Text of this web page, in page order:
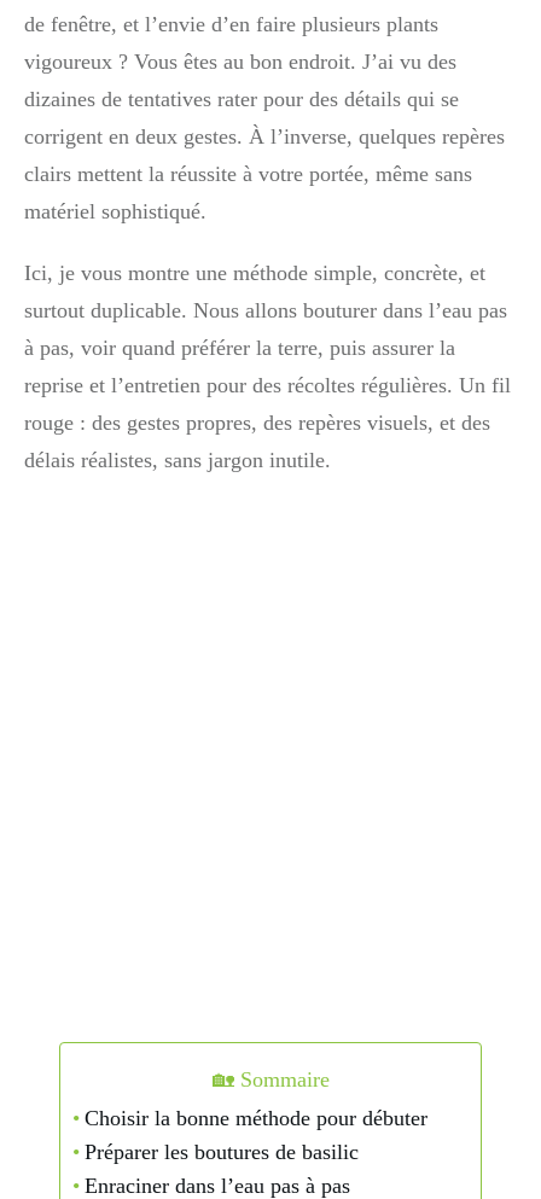
de fenêtre, et l’envie d’en faire plusieurs plants
vigoureux ? Vous êtes au bon endroit. J’ai vu des
dizaines de tentatives rater pour des détails qui se
corrigent en deux gestes. À l’inverse, quelques repères
clairs mettent la réussite à votre portée, même sans
matériel sophistiqué.
Ici, je vous montre une méthode simple, concrète, et
surtout duplicable. Nous allons bouturer dans l’eau pas
à pas, voir quand préférer la terre, puis assurer la
reprise et l’entretien pour des récoltes régulières. Un fil
rouge : des gestes propres, des repères visuels, et des
délais réalistes, sans jargon inutile.
🏡 Sommaire
Choisir la bonne méthode pour débuter
Préparer les boutures de basilic
Enraciner dans l’eau pas à pas